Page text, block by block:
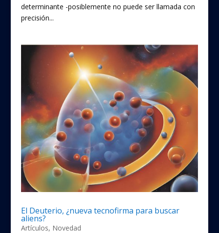
determinante -posiblemente no puede ser llamada con
precisión...
El Deuterio, ¿nueva tecnofirma para buscar
aliens?
Artículos, Novedad